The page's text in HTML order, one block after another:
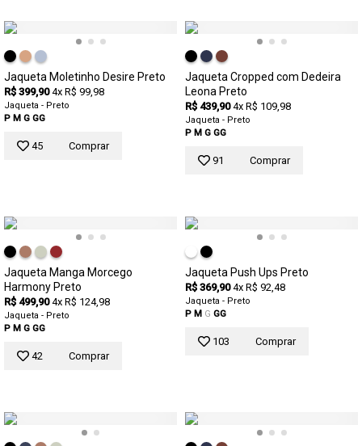
Jaqueta Moletinho Desire Preto
R$ 399,90 4x R$ 99,98
Jaqueta - Preto
P M G GG
45 Comprar
Jaqueta Cropped com Dedeira
Leona Preto
R$ 439,90 4x R$ 109,98
Jaqueta - Preto
P M G GG
91 Comprar
Jaqueta Manga Morcego
Harmony Preto
R$ 499,90 4x R$ 124,98
Jaqueta - Preto
P M G GG
42 Comprar
Jaqueta Push Ups Preto
R$ 369,90 4x R$ 92,48
Jaqueta - Preto
P M G GG
103 Comprar